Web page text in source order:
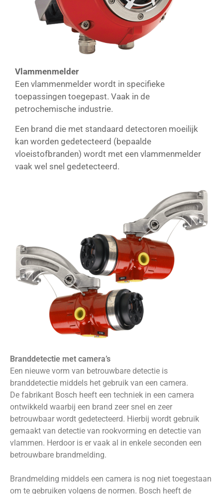
Vlammenmelder
Een vlammenmelder wordt in specifieke
toepassingen toegepast. Vaak in de
petrochemische industrie.
Een brand die met standaard detectoren moeilijk
kan worden gedetecteerd (bepaalde
vloeistofbranden) wordt met een vlammenmelder
vaak wel snel gedetecteerd.
Branddetectie met camera’s
Een nieuwe vorm van betrouwbare detectie is
branddetectie middels het gebruik van een camera.
De fabrikant Bosch heeft een techniek in een camera
ontwikkeld waarbij een brand zeer snel en zeer
betrouwbaar wordt gedetecteerd. Hierbij wordt gebruik
gemaakt van detectie van rookvorming en detectie van
vlammen. Herdoor is er vaak al in enkele seconden een
betrouwbare brandmelding.
Brandmelding middels een camera is nog niet toegestaan
om te gebruiken volgens de normen. Bosch heeft de